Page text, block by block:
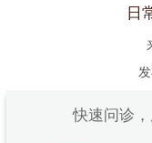
日
快速问诊